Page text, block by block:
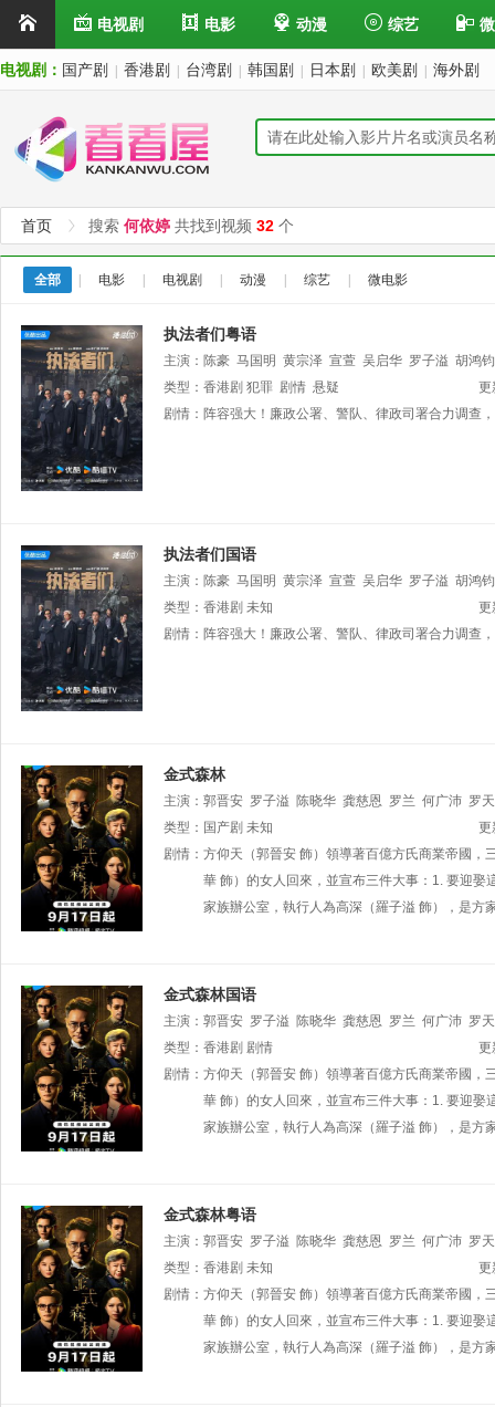
电视剧 电影 动漫 综艺
电视剧： 国产剧 香港剧 台湾剧 韩国剧 日本剧 欧美剧 海外剧
首页 搜索 何依婷 共找到视频 32 个
全部 电影 电视剧 动漫 综艺 微电影
执法者们粤语
主演： 陈豪 马国明 黄宗泽 宣萱 吴启华 罗子溢 胡鸿钧
徐荣 潘志文 李尔晨 涂毓麟 黎泽恩
类型： 香港剧 犯罪 剧情 悬疑
更
剧情： 阵容强大！廉政公署、警队、律政司署合力调查
执法者们国语
主演： 陈豪 马国明 黄宗泽 宣萱 吴启华 罗子溢 胡鸿钧
徐荣 潘志文 李尔晨
类型： 香港剧 未知
更
剧情： 阵容强大！廉政公署、警队、律政司署合力调查
金式森林
主演： 郭晋安 罗子溢 陈晓华 龚慈恩 罗兰 何广沛 罗
麟 程可为 陈庭欣 吴绮
类型： 国产剧 未知
更
剧情： 方仰天（郭晉安 飾）領導著百億方氏商業帝國，
華 飾）的女人回來，並宣布三件大事：1. 要迎
家族辦公室，執行人為高深（羅子溢 飾），是
金式森林国语
主演： 郭晋安 罗子溢 陈晓华 龚慈恩 罗兰 何广沛 罗
麟 程可为 陈庭欣 吴绮
类型： 香港剧 剧情
更
剧情： 方仰天（郭晉安 飾）領導著百億方氏商業帝國，
華 飾）的女人回來，並宣布三件大事：1. 要迎
家族辦公室，執行人為高深（羅子溢 飾），是
金式森林粤语
主演： 郭晋安 罗子溢 陈晓华 龚慈恩 罗兰 何广沛 罗
麟 程可为 陈庭欣 吴绮
类型： 香港剧 未知
更
剧情： 方仰天（郭晉安 飾）領導著百億方氏商業帝國，
華 飾）的女人回來，並宣布三件大事：1. 要迎
家族辦公室，執行人為高深（羅子溢 飾），是